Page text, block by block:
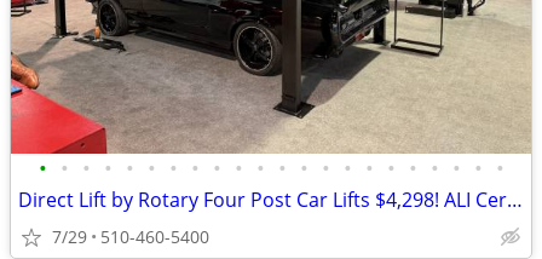
• • • • • • • • • • • • • • • • • • • • • •
Direct Lift by Rotary Four Post Car Lifts $4,298! ALI Certified!
7/29 510-460-5400